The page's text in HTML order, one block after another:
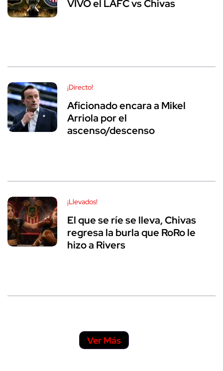
VIVO el LAFC vs Chivas
¡Directo!
Aficionado encara a Mikel
Arriola por el
ascenso/descenso
¡Llevados!
El que se ríe se lleva, Chivas
regresa la burla que RoRo le
hizo a Rivers
Ver Más